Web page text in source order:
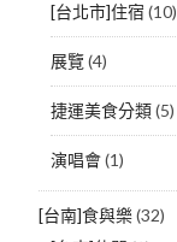
[台北市]住宿 (10)
展覽(4)
捷運美食分類(5)
演唱會(1)
[台南]食與樂(32)